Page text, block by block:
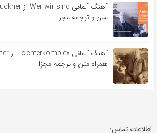
متن و ترجمه مجزا
همراه متن و ترجمه مجزا
اطلاعات تماس: